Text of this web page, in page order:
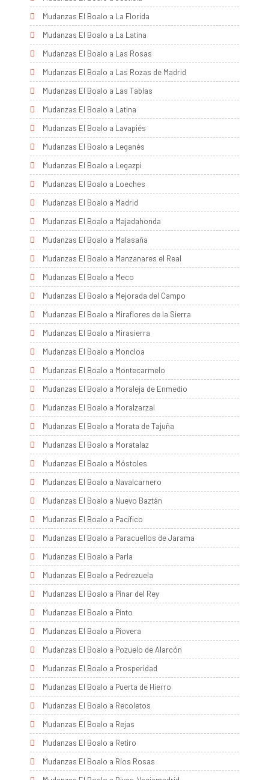
Mudanzas El Boalo a La Florida
Mudanzas El Boalo a La Latina
Mudanzas El Boalo a Las Rosas
Mudanzas El Boalo a Las Rozas de Madrid
Mudanzas El Boalo a Las Tablas
Mudanzas El Boalo a Latina
Mudanzas El Boalo a Lavapiés
Mudanzas El Boalo a Leganés
Mudanzas El Boalo a Legazpi
Mudanzas El Boalo a Loeches
Mudanzas El Boalo a Madrid
Mudanzas El Boalo a Majadahonda
Mudanzas El Boalo a Malasaña
Mudanzas El Boalo a Manzanares el Real
Mudanzas El Boalo a Meco
Mudanzas El Boalo a Mejorada del Campo
Mudanzas El Boalo a Miraflores de la Sierra
Mudanzas El Boalo a Mirasierra
Mudanzas El Boalo a Moncloa
Mudanzas El Boalo a Montecarmelo
Mudanzas El Boalo a Moraleja de Enmedio
Mudanzas El Boalo a Moralzarzal
Mudanzas El Boalo a Morata de Tajuña
Mudanzas El Boalo a Moratalaz
Mudanzas El Boalo a Móstoles
Mudanzas El Boalo a Navalcarnero
Mudanzas El Boalo a Nuevo Baztán
Mudanzas El Boalo a Pacífico
Mudanzas El Boalo a Paracuellos de Jarama
Mudanzas El Boalo a Parla
Mudanzas El Boalo a Pedrezuela
Mudanzas El Boalo a Pinar del Rey
Mudanzas El Boalo a Pinto
Mudanzas El Boalo a Piovera
Mudanzas El Boalo a Pozuelo de Alarcón
Mudanzas El Boalo a Prosperidad
Mudanzas El Boalo a Puerta de Hierro
Mudanzas El Boalo a Recoletos
Mudanzas El Boalo a Rejas
Mudanzas El Boalo a Retiro
Mudanzas El Boalo a Ríos Rosas